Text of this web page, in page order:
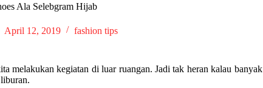
Ala Selebgram Hijab
April 12, 2019 fashion tips
melakukan kegiatan di luar ruangan. Jadi tak heran kalau banyak